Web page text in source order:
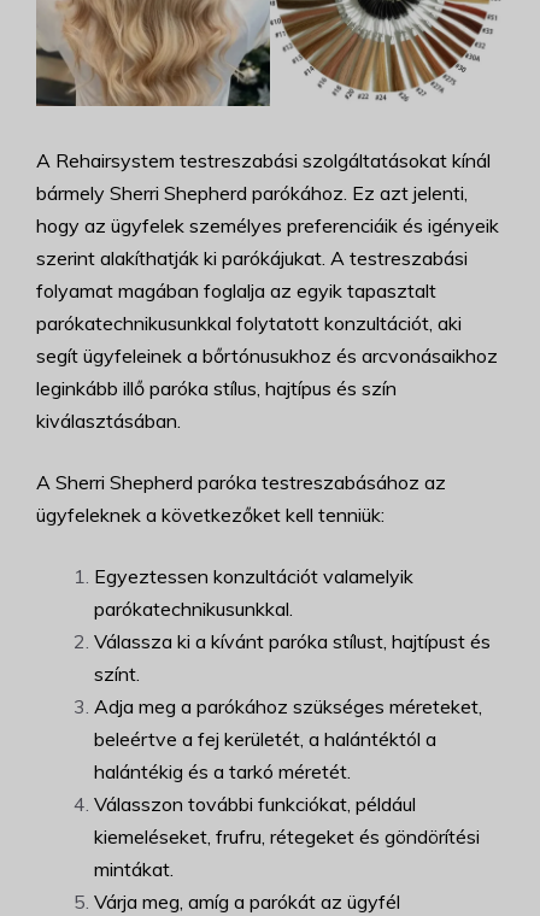
A Rehairsystem testreszabási szolgáltatásokat kínál
bármely Sherri Shepherd parókához. Ez azt jelenti,
hogy az ügyfelek személyes preferenciáik és igényeik
szerint alakíthatják ki parókájukat. A testreszabási
folyamat magában foglalja az egyik tapasztalt
parókatechnikusunkkal folytatott konzultációt, aki
segít ügyfeleinek a bőrtónusukhoz és arcvonásaikhoz
leginkább illő paróka stílus, hajtípus és szín
kiválasztásában.
A Sherri Shepherd paróka testreszabásához az
ügyfeleknek a következőket kell tenniük:
Egyeztessen konzultációt valamelyik
parókatechnikusunkkal.
Válassza ki a kívánt paróka stílust, hajtípust és
színt.
Adja meg a parókához szükséges méreteket,
beleértve a fej kerületét, a halántéktól a
halántékig és a tarkó méretét.
Válasszon további funkciókat, például
kiemeléseket, frufru, rétegeket és göndörítési
mintákat.
Várja meg, amíg a parókát az ügyfél